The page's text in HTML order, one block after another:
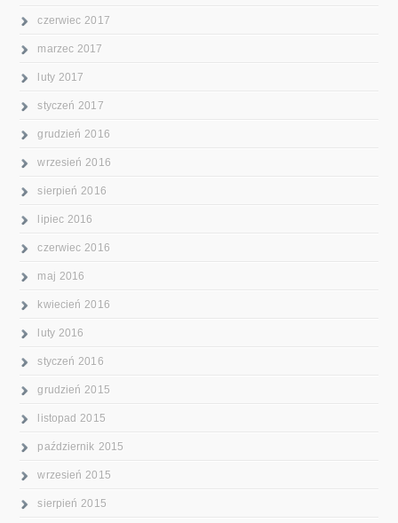
czerwiec 2017
marzec 2017
luty 2017
styczeń 2017
grudzień 2016
wrzesień 2016
sierpień 2016
lipiec 2016
czerwiec 2016
maj 2016
kwiecień 2016
luty 2016
styczeń 2016
grudzień 2015
listopad 2015
październik 2015
wrzesień 2015
sierpień 2015